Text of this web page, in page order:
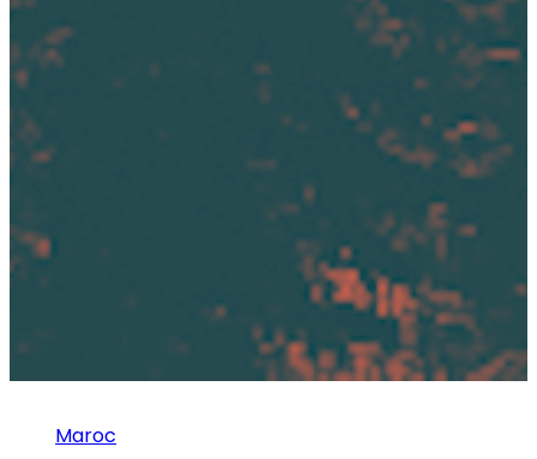
Maroc